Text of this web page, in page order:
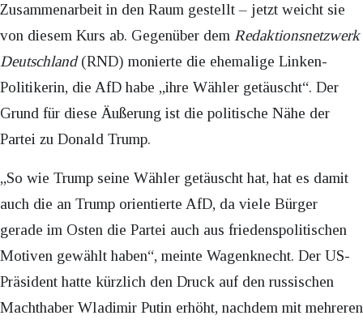
Zusammenarbeit in den Raum gestellt – jetzt weicht sie
von diesem Kurs ab. Gegenüber dem Redaktionsnetzwerk
Deutschland(RND) monierte die ehemalige Linken-
Politikerin, die AfD habe „ihre Wähler getäuscht“. Der
Grund für diese Äußerung ist die politische Nähe der
Partei zu Donald Trump.
„So wie Trump seine Wähler getäuscht hat, hat es damit
auch die an Trump orientierte AfD, da viele Bürger
gerade im Osten die Partei auch aus friedenspolitischen
Motiven gewählt haben“, meinte Wagenknecht. Der US-
Präsident hatte kürzlich den Druck auf den russischen
Machthaber Wladimir Putin erhöht, nachdem mit mehreren